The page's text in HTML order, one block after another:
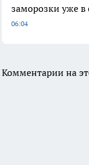
заморозки уже в
06:04
Комментарии на